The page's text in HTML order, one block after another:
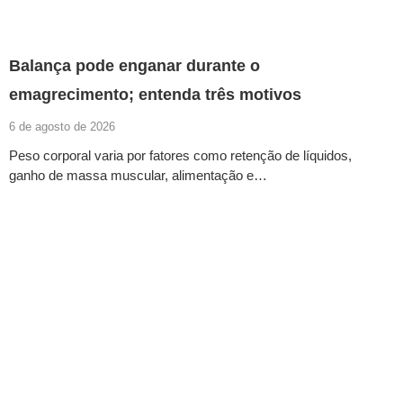
Balança pode enganar durante o
emagrecimento; entenda três motivos
6 de agosto de 2026
Peso corporal varia por fatores como retenção de líquidos,
ganho de massa muscular, alimentação e…